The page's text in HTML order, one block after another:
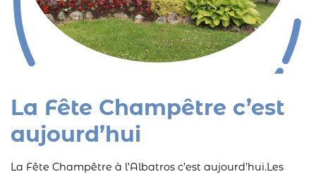
La Fête Champêtre c’est
aujourd’hui
La Fête Champêtre à l’Albatros c’est aujourd’hui.Les